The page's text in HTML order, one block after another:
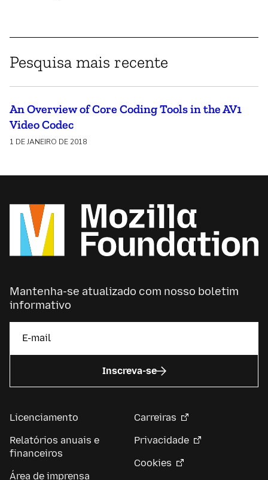
Pesquisa mais recente
An Overview of Core Coding Tools in the AV1
Video Codec
1 DE JANEIRO DE 2018
Mantenha-se atualizado com nosso boletim
informativo
Inscreva-se
Licenciamento
Relatórios anuais e
financeiros
Área de imprensa
Carreiras
Privacidade
Cookies